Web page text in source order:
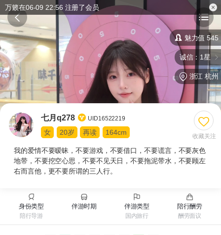
诚信：1星
魅力值 545
浙江 杭州
七月q278 UID16522219
收藏关注
女 20岁 再读 164cm
我的爱情不要暧昧，不要游戏，不要借口，不要谎言，不要灰色
地带，不要挖空心思，不要不见天日，不要拖泥带水，不要顾左
右而言他，更不要所谓的三人行。
身份类型
陪行导游
伴游时期 伴游类型
国内旅行
陪行酬劳
酬劳面议
万籁在06-09 22:56 注册了会员